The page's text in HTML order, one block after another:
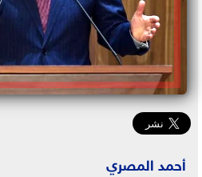
أحمد المصري